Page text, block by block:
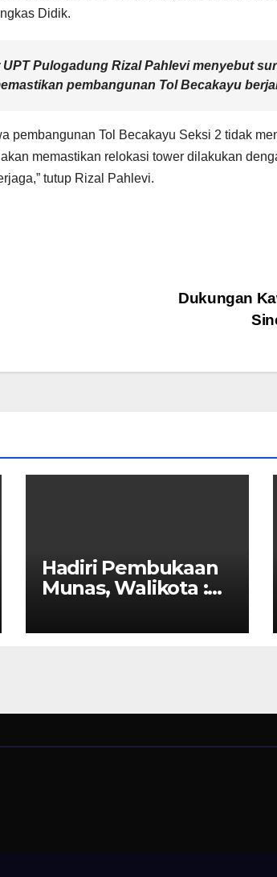
Didik.
UPT Pulogadung Rizal Pahlevi menyebut
pembangunan Tol Becakayu
pembangunan Tol Becakayu Seksi 2 tidak
memastikan relokasi tower dilakukan
tutup Rizal Pahlevi.
Dukungan
Hadiri Pembukaan
Munas, Walikota :
Kolaborasi Antar